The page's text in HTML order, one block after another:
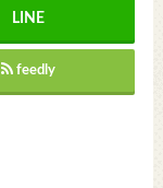
feedly